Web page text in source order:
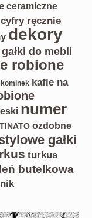
ceramiczne
cyfry ręcznie
dekory
gałki do mebli
robione
kafle na
numer
ozdobne
gałki
turkus
butelkowa